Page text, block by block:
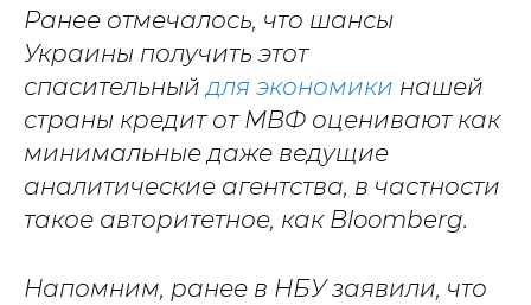
Ранее отмечалось, что шансы
Украины получить этот
спасительный для экономики нашей
страны кредит от МВФ оценивают как
минимальные даже ведущие
аналитические агентства, в частности
такое авторитетное, как Bloomberg.
Напомним, ранее в НБУ заявили, что